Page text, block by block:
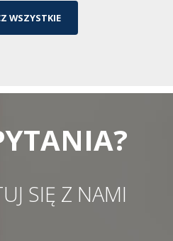
WSZYSTKIE
SIĘ Z NAMI